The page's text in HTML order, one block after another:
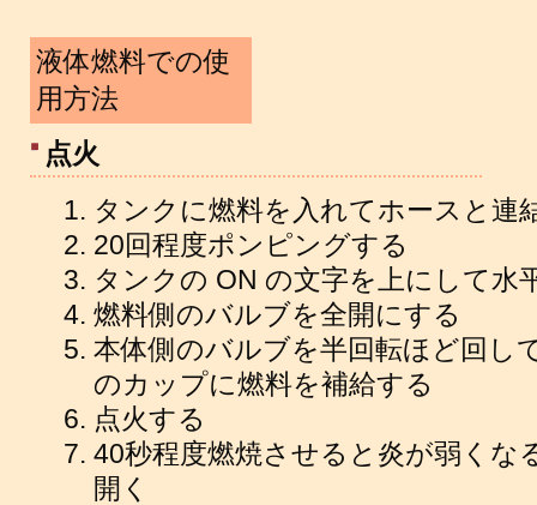
液体燃料での使
用方法
点火
タンクに燃料を入れてホースと連
20回程度ポンピングする
タンクの ON の文字を上にして水
燃料側のバルブを全開にする
本体側のバルブを半回転ほど回し
のカップに燃料を補給する
点火する
40秒程度燃焼させると炎が弱くな
開く